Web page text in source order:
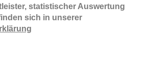
statistischer Auswertung
sich in unserer